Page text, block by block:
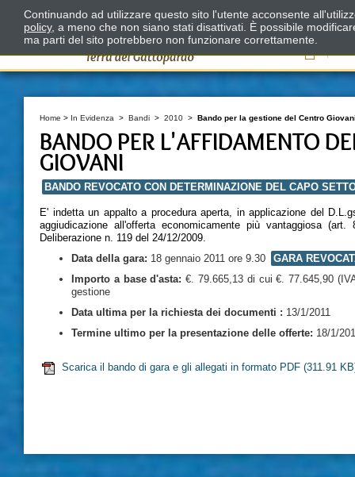
Il
Home > In Evidenza > Bandi > 2010 > Bando per la gestione del Centro
BANDO PER L'AFFIDAMENTO
GIOVANI
BANDO REVOCATO CON DETERMINAZIONE DEL CAPO
E' indetta un appalto a procedura aperta, in applicazione del
aggiudicazione all'offerta economicamente più vantaggiosa
Deliberazione n. 119 del 24/12/2009.
Data della gara: 18 gennaio 2011 ore 9.30
GARA
Importo a base d'asta: €. 79.665,13 di cui €. 77.645,90
gestione
Data ultima per la richiesta dei documenti : 13/1/2011
Termine ultimo per la presentazione delle offerte: 18/1/
Scarica il bando di gara e gli allegati in formato PDF (311.91
Continuando ad utilizzare questo sito l'utente acconsente
policy, a meno che non siano stati disattivati. È possibile
ma parti del sito potrebbero non funzionare correttamente.